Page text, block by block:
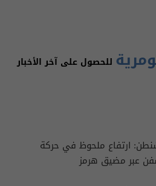
للحصول على آخر الأخبار
ارتفاع ملحوظ في حركة
عبر مضيق هرمز